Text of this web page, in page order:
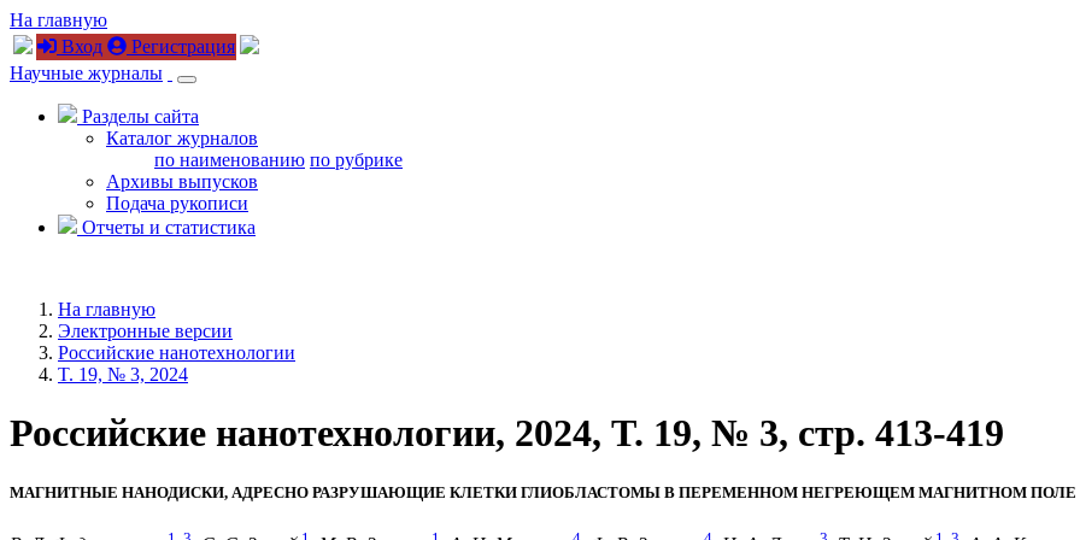
На главную
Вход
Регистрация
Научные журналы
Разделы сайта
Каталог журналов
по наименованию по рубрике
Архивы выпусков
Подача рукописи
Отчеты и статистика
На главную
Электронные версии
Российские нанотехнологии
T. 19, № 3, 2024
Российские нанотехнологии, 2024, T. 19, № 3, стр. 413-419
МАГНИТНЫЕ НАНОДИСКИ, АДРЕСНО РАЗРУШАЮЩИЕ КЛЕТКИ ГЛИОБЛАСТОМЫ В ПЕРЕМЕННОМ НЕГРЕЮЩЕМ МАГНИТНОМ ПОЛЕ